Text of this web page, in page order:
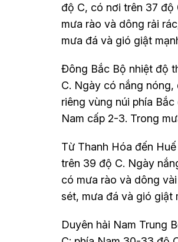
độ C, có nơi trên 37 độ
mưa rào và dông rải
mưa đá và gió giật
Đông Bắc Bộ nhiệt độ
C. Ngày có nắng
riêng vùng núi phía
Nam cấp 2-3. Trong
Từ Thanh Hóa đến
trên 39 độ C. Ngày
có mưa rào và dông
sét, mưa đá và gió giật
Duyên hải Nam Trung